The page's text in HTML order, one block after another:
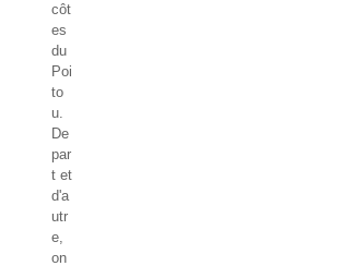
côt
es
du
Poi
to
u.
De
par
t et
d'a
utr
e,
on